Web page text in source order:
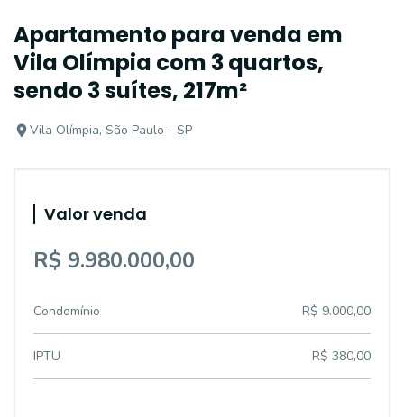
Apartamento para venda em
Vila Olímpia com 3 quartos,
sendo 3 suítes, 217m²
Vila Olímpia, São Paulo - SP
Valor venda
R$ 9.980.000,00
Condomínio R$ 9.000,00
IPTU R$ 380,00